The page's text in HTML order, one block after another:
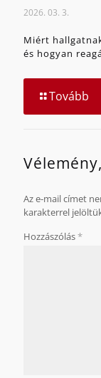
2026. 03. 3.
Miért
és hogyan
Tovább
Az e-mail címet
karakterrel
Hozzászólás*